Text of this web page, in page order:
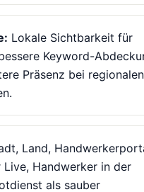
Lokale Sichtbarkeit für
Keyword-
Präsenz bei regionalen
Land,
Live, Handwerker in der
als sauber